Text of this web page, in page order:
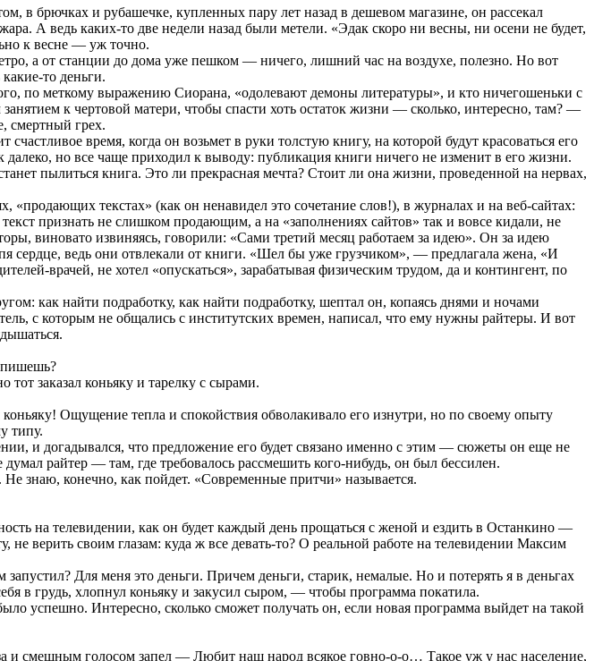
в брючках и рубашечке, купленных пару лет назад в дешевом магазине, он рассекал
А ведь каких-то две недели назад были метели. «Эдак скоро ни весны, ни осени не будет,
к весне — уж точно.
а от станции до дома уже пешком — ничего, лишний час на воздухе, полезно. Но вот
то деньги.
по меткому выражению Сиорана, «одолевают демоны литературы», и кто ничегошеньки с
к чертовой матери, чтобы спасти хоть остаток жизни — сколько, интересно, там? —
смертный грех.
время, когда он возьмет в руки толстую книгу, на которой будут красоваться его
но все чаще приходил к выводу: публикация книги ничего не изменит в его жизни.
пылиться книга. Это ли прекрасная мечта? Стоит ли она жизни, проведенной на нервах,
текстах» (как он ненавидел это сочетание слов!), в журналах и на веб-сайтах:
признать не слишком продающим, а на «заполнениях сайтов» так и вовсе кидали, не
виновато извиняясь, говорили: «Сами третий месяц работаем за идею». Он за идею
сердце, ведь они отвлекали от книги. «Шел бы уже грузчиком», — предлагала жена, «И
врачей, не хотел «опускаться», зарабатывая физическим трудом, да и контингент, по
как найти подработку, как найти подработку, шептал он, копаясь днями и ночами
с которым не общались с институтских времен, написал, что ему нужны райтеры. И вот
пишешь?
заказал коньяку и тарелку с сырами.
Ощущение тепла и спокойствия обволакивало его изнутри, но по своему опыту
типу.
и догадывался, что предложение его будет связано именно с этим — сюжеты он еще не
райтер — там, где требовалось рассмешить кого-нибудь, он был бессилен.
знаю, конечно, как пойдет. «Современные притчи» называется.
на телевидении, как он будет каждый день прощаться с женой и ездить в Останкино —
верить своим глазам: куда ж все девать-то? О реальной работе на телевидении Максим
Для меня это деньги. Причем деньги, старик, немалые. Но и потерять я в деньгах
в грудь, хлопнул коньяку и закусил сыром, — чтобы программа покатила.
успешно. Интересно, сколько сможет получать он, если новая программа выйдет на такой
смешным голосом запел — Любит наш народ всякое говно-о-о… Такое уж у нас население,